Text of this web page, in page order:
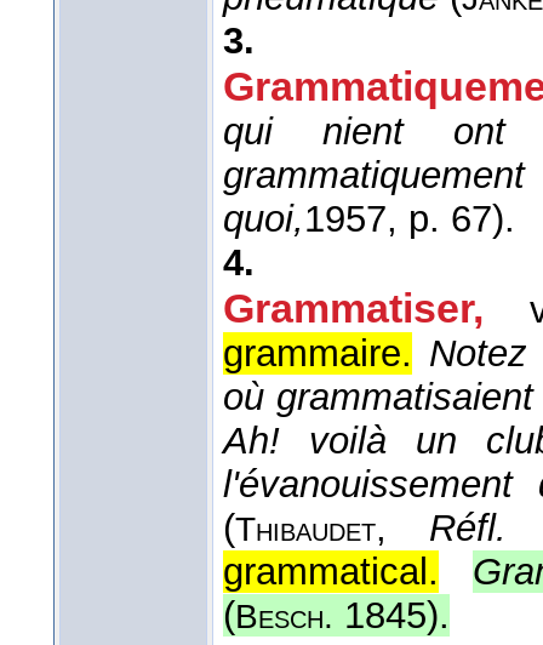
3.
qui nient ont
quoi,1957, p. 67).
4.
Grammatiser,
grammaire.
où
Ah! voilà un
(Thibaudet, Réfl.
grammatical.
(Besch. 1845).